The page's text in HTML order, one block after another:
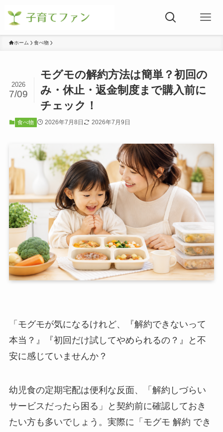
ホーム 食べ物
モグモの解約方法は簡単？初回の
み・休止・返金制度まで購入前に
チェック！
2026
7/09
食べ物 2026年7月8日 2026年7月9日
「モグモが気になるけれど、『解約できないって
本当？』『初回だけ試してやめられるの？』と不
安に感じていませんか？
幼児食の定期宅配は便利な反面、「解約しづらい
サービスだったら困る」と契約前に確認しておき
たい方も多いでしょう。実際に「モグモ 解約 でき